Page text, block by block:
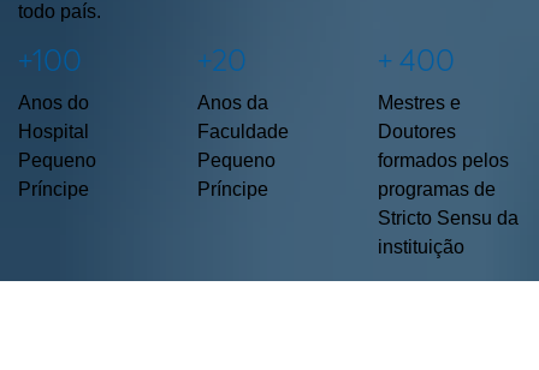
todo país.
+100
Anos do
Hospital
Pequeno
Príncipe
+20
Anos da
Faculdade
Pequeno
Príncipe
+ 400
Mestres e
Doutores
formados pelos
programas de
Stricto Sensu da
instituição